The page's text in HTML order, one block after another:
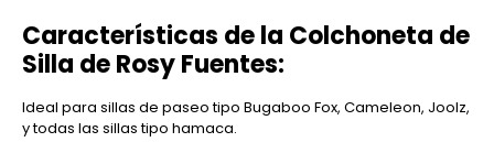
Características de la Colchoneta de
Silla de Rosy Fuentes:
Ideal para sillas de paseo tipo Bugaboo Fox, Cameleon, Joolz,
y todas las sillas tipo hamaca.